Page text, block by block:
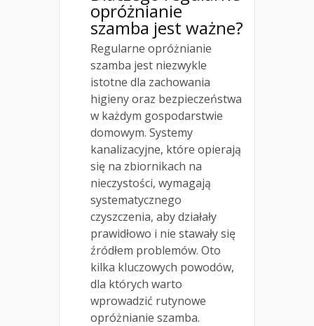
opróżnianie
szamba jest ważne?
Regularne opróżnianie
szamba jest niezwykle
istotne dla zachowania
higieny oraz bezpieczeństwa
w każdym gospodarstwie
domowym. Systemy
kanalizacyjne, które opierają
się na zbiornikach na
nieczystości, wymagają
systematycznego
czyszczenia, aby działały
prawidłowo i nie stawały się
źródłem problemów. Oto
kilka kluczowych powodów,
dla których warto
wprowadzić rutynowe
opróżnianie szamba.